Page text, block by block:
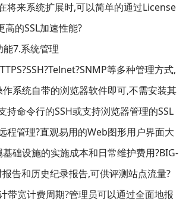
将来系统扩展时,可以简单的通过License
高的SSL加速性能?
7.系统管理
等多种管理方式,
系统自带的浏览器软件即可,不需安装其
持命令行的SSH或支持浏览器管理的SSL
程管理?直观易用的Web图形用户界面大
础设施的实施成本和日常维护费用?BIG-
告和历史纪录报告,可供评测站点流量?
带宽计费周期?管理员可以通过全面地报